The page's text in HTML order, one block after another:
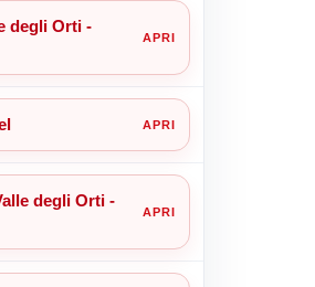
degli Orti -
degli Orti -